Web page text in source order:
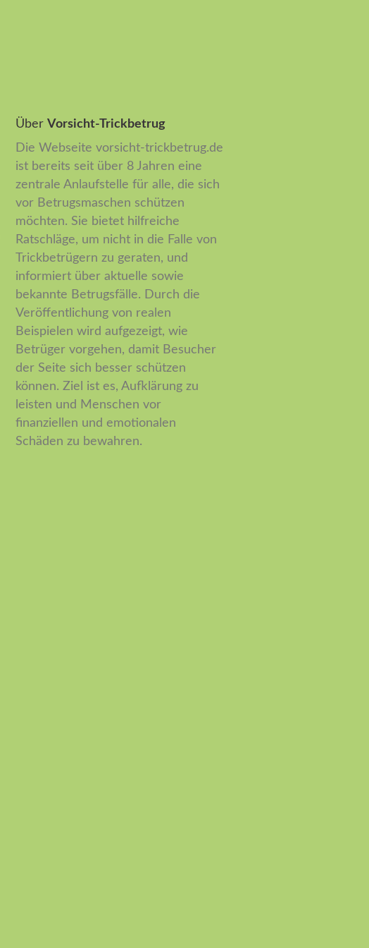
Über Vorsicht-Trickbetrug
Die Webseite vorsicht-trickbetrug.de
ist bereits seit über 8 Jahren eine
zentrale Anlaufstelle für alle, die sich
vor Betrugsmaschen schützen
möchten. Sie bietet hilfreiche
Ratschläge, um nicht in die Falle von
Trickbetrügern zu geraten, und
informiert über aktuelle sowie
bekannte Betrugsfälle. Durch die
Veröffentlichung von realen
Beispielen wird aufgezeigt, wie
Betrüger vorgehen, damit Besucher
der Seite sich besser schützen
können. Ziel ist es, Aufklärung zu
leisten und Menschen vor
finanziellen und emotionalen
Schäden zu bewahren.